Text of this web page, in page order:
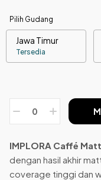
Pilih Gudang
Jawa Timur
Tersedia
IMPLORA Caffé
dengan hasil akhir
coverage tinggi dan